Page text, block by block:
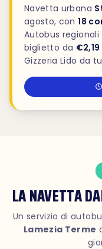
Navetta urbana
agosto, con18
Autobus regionali
biglietto da €2,19
Gizzeria Lido da
LA NAVETTA
Un servizio di
Lamezia Terme